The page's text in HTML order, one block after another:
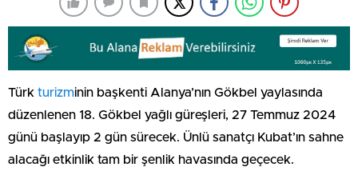
Türk turizminin başkenti Alanya’nın Gökbel yaylasında
düzenlenen 18. Gökbel yağlı güreşleri, 27 Temmuz 2024
günü başlayıp 2 gün sürecek. Ünlü sanatçı Kubat’ın sahne
alacağı etkinlik tam bir şenlik havasında geçecek.